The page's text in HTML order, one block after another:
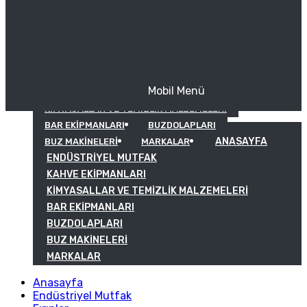
KIMYASALLAR VE TEMIZLIK MALZEMELERI
BAR EKIPMANLARI
BUZDOLAPLARI
BUZ MAKINELERI
MARKALAR
Mobil Menü
ANASAYFA
ENDÜSTRIYEL MUTFAK
KAHVE EKIPMANLARI
KIMYASALLAR VE TEMIZLIK MALZEMELERI
BAR EKIPMANLARI
BUZDOLAPLARI
BUZ MAKINELERI
MARKALAR
Anasayfa
Endüstriyel Mutfak